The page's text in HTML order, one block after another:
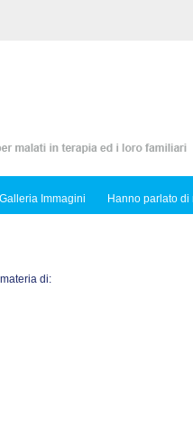
Galleria Immagini Hanno parlato di
di: